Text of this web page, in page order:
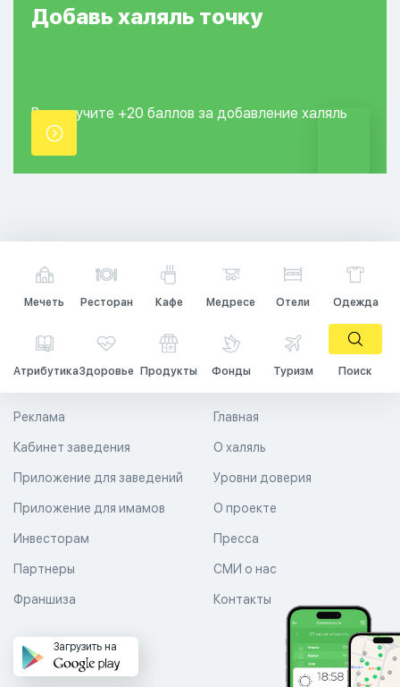
Добавь халяль точку
Вы получите +20 баллов за добавление халяль
точки.
Мечеть Ресторан Кафе Медресе Отели Одежда
АтрибутикаЗдоровье Продукты Фонды Туризм Поиск
Главная
О халяль
Уровни доверия
Реклама
Кабинет заведения
Приложение для заведений
Приложение для имамов О проекте
Пресса
СМИ о нас
Контакты
Инвесторам
Партнеры
Франшиза
Загрузить на